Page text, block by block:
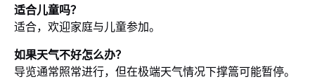
适合儿童吗？
适合，欢迎家庭与儿童参加。
如果天气不好怎么办？
导览通常照常进行，但在极端天气情况下撑篙可能暂停。